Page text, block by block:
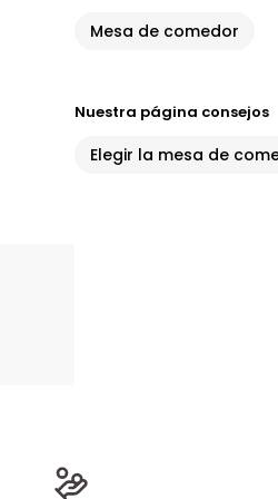
Mesa de comedor
Nuestra página consejos
Elegir la mesa de